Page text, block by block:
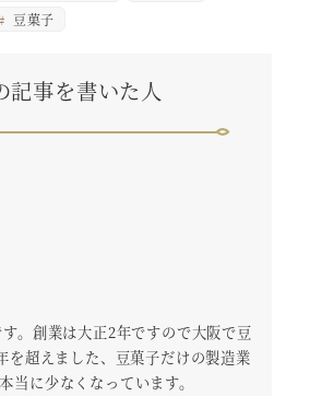
豆菓子
記事を書いた人
。創業は大正2年ですので大阪で豆
を超えました、豆菓子だけの製造業
当に少なくなっています。